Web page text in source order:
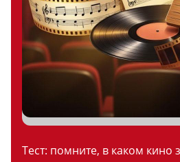
Тест: помните, в каком кино